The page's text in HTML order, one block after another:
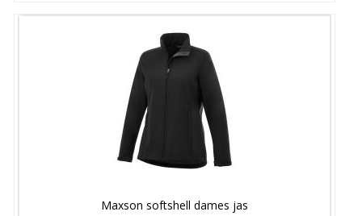
Maxson softshell dames jas